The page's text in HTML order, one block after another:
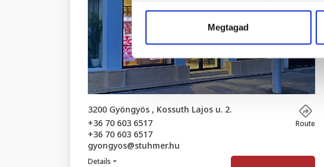
Megtagad
3200 Gyöngyös , Kossuth Lajos u. 2.
+36 70 603 6517
+36 70 603 6517
gyongyos@stuhmer.hu
Route
Details